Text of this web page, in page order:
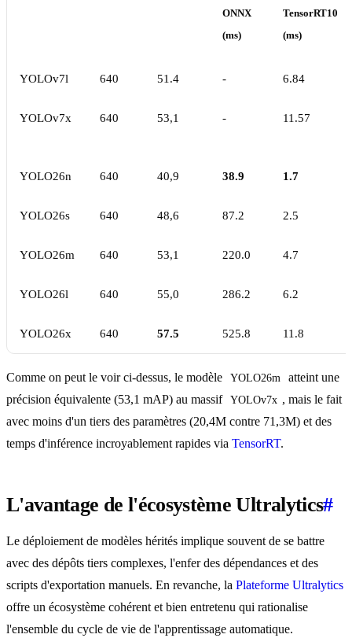
ONNX
(ms)
TensorRT10
(ms)
YOLOv7l 640 51.4 - 6.84
YOLOv7x 640 53,1 - 11.57
YOLO26n 640 40,9 38.9 1.7
YOLO26s 640 48,6 87.2 2.5
YOLO26m 640 53,1 220.0 4.7
YOLO26l 640 55,0 286.2 6.2
YOLO26x 640 57.5 525.8 11.8
Comme on peut le voir ci-dessus, le modèle YOLO26m
atteint une
précision équivalente (53,1 mAP) au massif YOLOv7x , mais le fait
avec moins d'un tiers des paramètres (20,4M contre 71,3M) et des
temps d'inférence incroyablement rapides via TensorRT.
L'avantage de l'écosystème Ultralytics#
Le déploiement de modèles hérités implique souvent de se battre
avec des dépôts tiers complexes, l'enfer des dépendances et des
scripts d'exportation manuels. En revanche, la Plateforme Ultralytics
offre un écosystème cohérent et bien entretenu qui rationalise
l'ensemble du cycle de vie de l'apprentissage automatique.